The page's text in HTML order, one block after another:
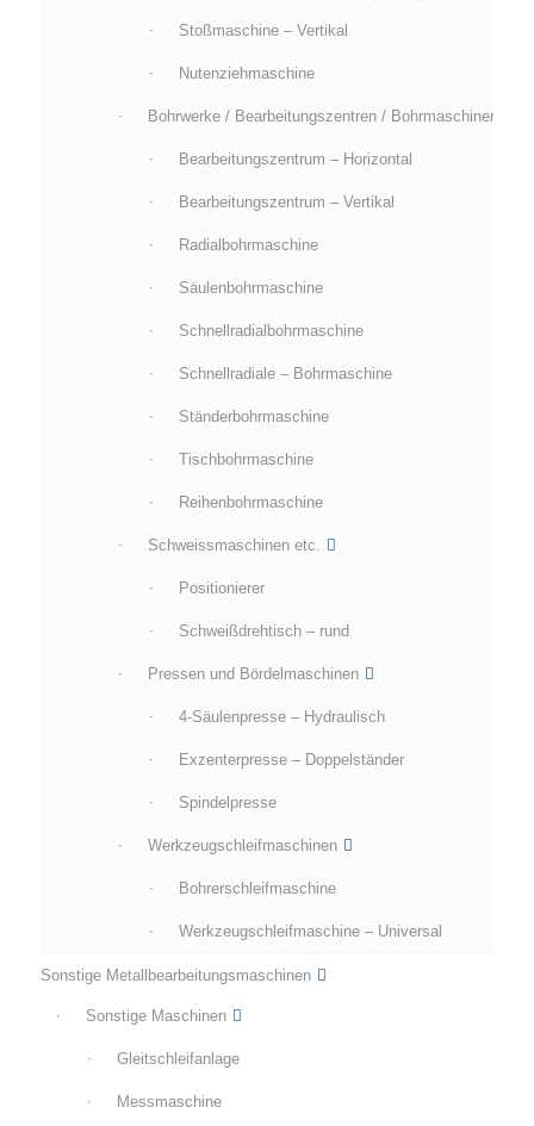
Stoßmaschine – Vertikal
Nutenziehmaschine
Bohrwerke / Bearbeitungszentren / Bohrmaschinen
Bearbeitungszentrum – Horizontal
Bearbeitungszentrum – Vertikal
Radialbohrmaschine
Säulenbohrmaschine
Schnellradialbohrmaschine
Schnellradiale – Bohrmaschine
Ständerbohrmaschine
Tischbohrmaschine
Reihenbohrmaschine
Schweissmaschinen etc.
Positionierer
Schweißdrehtisch – rund
Pressen und Bördelmaschinen
4-Säulenpresse – Hydraulisch
Exzenterpresse – Doppelständer
Spindelpresse
Werkzeugschleifmaschinen
Bohrerschleifmaschine
Werkzeugschleifmaschine – Universal
Sonstige Metallbearbeitungsmaschinen
Sonstige Maschinen
Gleitschleifanlage
Messmaschine